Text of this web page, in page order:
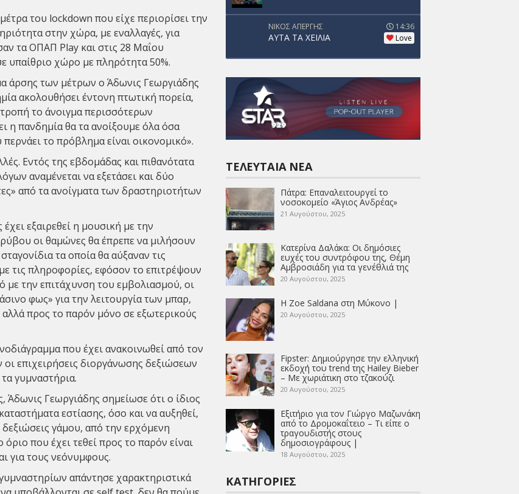
του lockdown που είχε περιορίσει την
στην χώρα, με εναλλαγές, για
τα ΟΠΑΠ Play και στις 28 Μαΐου
υπαίθριο χώρο με πληρότητα 50%.
άρσης των μέτρων ο Άδωνις Γεωργιάδης
ακολουθήσει έντονη πτωτική πορεία,
το άνοιγμα περισσότερων
η πανδημία θα τα ανοίξουμε όλα όσα
το πρόβλημα είναι οικονομικό».
Εντός της εβδομάδας και πιθανότατα
αναμένεται να εξετάσει και δύο
από τα ανοίγματα των δραστηριοτήτων
εξαιρεθεί η μουσική με την
οι θαμώνες θα έπρεπε να μιλήσουν
τα οποία θα αύξαναν τις
τις πληροφορίες, εφόσον το επιτρέψουν
με την επιτάχυνση του εμβολιασμού, οι
φως» για την λειτουργία των μπαρ,
προς το παρόν μόνο σε εξωτερικούς
που έχει ανακοινωθεί από τον
επιχειρήσεις διοργάνωσης δεξιώσεων
γυμναστήρια.
Γεωργιάδης σημείωσε ότι ο ίδιος
εστίασης, όσο και να αυξηθεί,
γάμου, από την ερχόμενη
που έχει τεθεί προς το παρόν είναι
για τους νεόνυμφους.
απάντησε χαρακτηριστικά
ΝΙΚΟΣ ΑΠΕΡΓΗΣ
ΑΥΤΑ ΤΑ ΧΕΙΛΙΑ
14:36
Love
ΤΕΛΕΥΤΑΊΑ ΝΈΑ
Πάτρα: Επαναλειτουργεί το
νοσοκομείο «Άγιος Ανδρέας»
21 Αυγούστου, 2025
Κατερίνα Δαλάκα: Οι δημόσιες
ευχές του συντρόφου της, Θέμη
Αμβροσιάδη για τα γενέθλιά της
20 Αυγούστου, 2025
Η Zoe Saldana στη Μύκονο |
20 Αυγούστου, 2025
Fipster: Δημιούργησε την ελληνική
εκδοχή του trend της Hailey Bieber
– Με χωριάτικη στο τζακούζι
20 Αυγούστου, 2025
Εξιτήριο για τον Γιώργο Μαζωνάκη
από το Δρομοκαΐτειο – Τι είπε ο
τραγουδιστής στους
δημοσιογράφους |
18 Αυγούστου, 2025
ΚΑΤΗΓΟΡΊΕΣ